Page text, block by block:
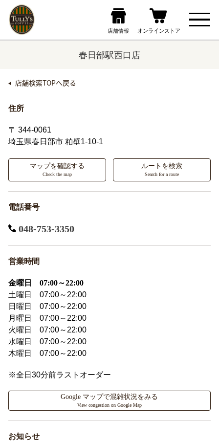
春日部駅西口店
店舗検索TOPへ戻る
住所
〒 344-0061
埼玉県春日部市粕壁1-10-1
マップを確認する
Check the map
ルートを検索
Search for a route
電話番号
048-753-3350
営業時間
金曜日 07:00～22:00
土曜日 07:00～22:00
日曜日 07:00～22:00
月曜日 07:00～22:00
火曜日 07:00～22:00
水曜日 07:00～22:00
木曜日 07:00～22:00
※全日30分前ラストオーダー
Google マップで混雑状況をみる
View congestion on Google Map
お知らせ